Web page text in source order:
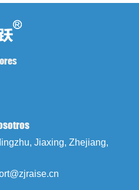
Jiaxing, Zhejiang,